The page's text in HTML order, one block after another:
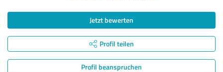
Jetzt bewerten
Profil teilen
Profil beanspruchen